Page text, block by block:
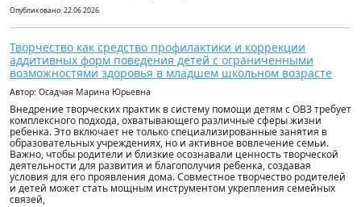
Опубликовано: 22.06.2026
Творчество как средство профилактики и коррекции
аддитивных форм поведения детей с ограниченными
возможностями здоровья в младшем школьном возрасте
Автор: Осадчая Марина Юрьевна
Внедрение творческих практик в систему помощи детям с ОВЗ требует
комплексного подхода, охватывающего различные сферы жизни
ребенка. Это включает не только специализированные занятия в
образовательных учреждениях, но и активное вовлечение семьи.
Важно, чтобы родители и близкие осознавали ценность творческой
деятельности для развития и благополучия ребенка, создавая
условия для его проявления дома. Совместное творчество родителей
и детей может стать мощным инструментом укрепления семейных
связей,